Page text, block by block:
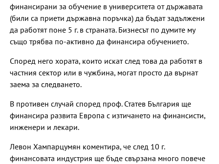
финансирани за обучение в университета от държавата
(били са приети държавна поръчка) да бъдат задължени
да работят поне 5 г. в страната. Бизнесът по думите му
също трябва по-активно да финансира обучението.
Според него хората, които искат след това да работят в
частния сектор или в чужбина, могат просто да върнат
заема за следването.
В противен случай според проф. Статев България ще
финансира развита Европа с изтичането на финансисти,
инженери и лекари.
Левон Хампарцумян коментира, че след 10 г.
финансовата индустрия ще бъде свързана много повече